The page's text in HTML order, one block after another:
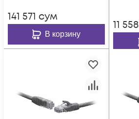
141 571 сум
В корзину
11 558